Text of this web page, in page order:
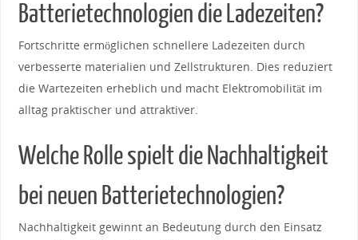
Batterietechnologien die Ladezeiten?
Fortschritte ermöglichen schnellere⁢ Ladezeiten⁤ durch
verbesserte materialien​ und​ Zellstrukturen.‌ Dies reduziert
die Wartezeiten erheblich und ‌macht⁣ Elektromobilität im
alltag praktischer und attraktiver.
Welche Rolle spielt ⁣die‍ Nachhaltigkeit
bei neuen Batterietechnologien?
Nachhaltigkeit gewinnt an Bedeutung durch den Einsatz